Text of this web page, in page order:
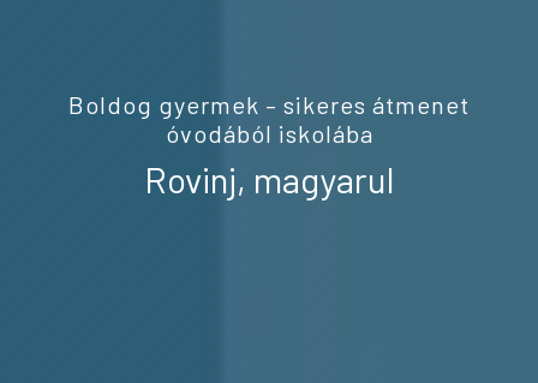
Boldog gyermek – sikeres átmenet
óvodából iskolába
Rovinj, magyarul